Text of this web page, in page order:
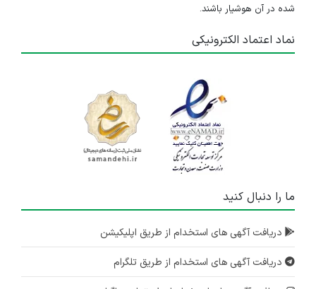
شده در آن هوشیار باشند.
نماد اعتماد الکترونیکی
ما را دنبال کنید
دریافت آگهی های استخدام از طریق اپلیکیشن
دریافت آگهی های استخدام از طریق تلگرام